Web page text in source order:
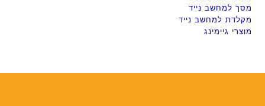
מסך למחשב נייד
מקלדת למחשב נייד
מוצרי גיימינג